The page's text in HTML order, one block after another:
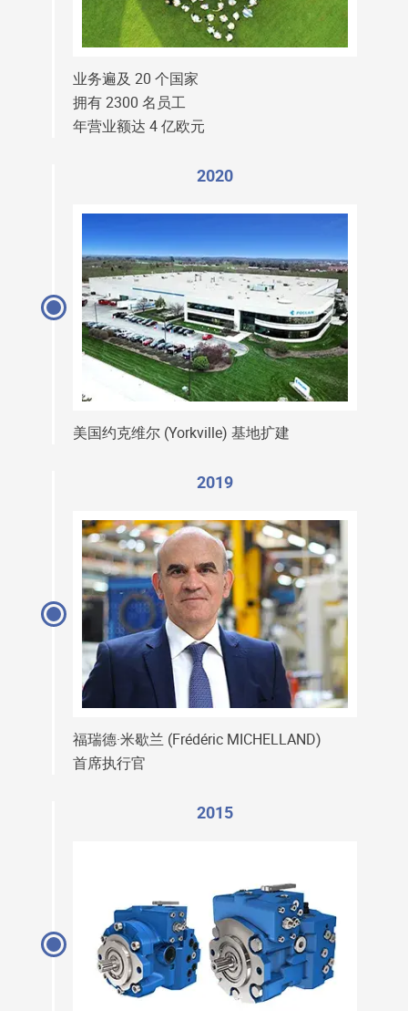
业务遍及 20 个国家
拥有 2300 名员工
年营业额达 4 亿欧元
2020
美国约克维尔 (Yorkville) 基地扩建
2019
福瑞德·米歇兰 (Frédéric MICHELLAND)
首席执行官
2015